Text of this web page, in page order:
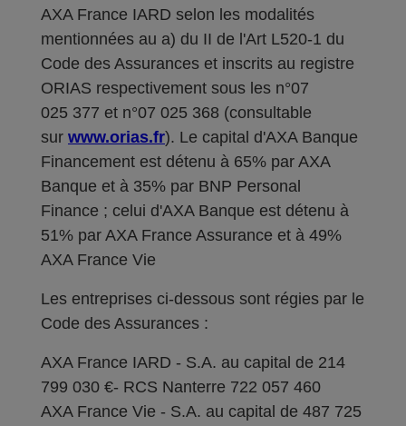
AXA France IARD selon les modalités
mentionnées au a) du II de l'Art L520-1 du
Code des Assurances et inscrits au registre
ORIAS respectivement sous les n°07
025 377 et n°07 025 368 (consultable
sur www.orias.fr). Le capital d'AXA Banque
Financement est détenu à 65% par AXA
Banque et à 35% par BNP Personal
Finance ; celui d'AXA Banque est détenu à
51% par AXA France Assurance et à 49%
AXA France Vie
Les entreprises ci-dessous sont régies par le
Code des Assurances :
AXA France IARD - S.A. au capital de 214
799 030 €- RCS Nanterre 722 057 460
AXA France Vie - S.A. au capital de 487 725